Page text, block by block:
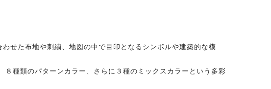
せた布地や刺繍、地図の中で目印となるシンボルや建築的な模
種類のパターンカラー、さらに３種のミックスカラーという多彩